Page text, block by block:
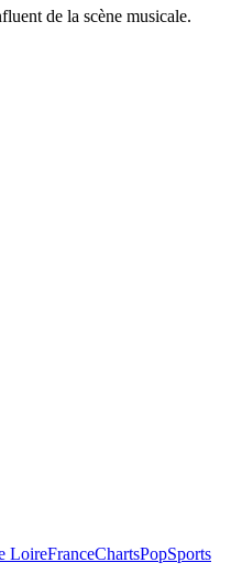
de la scène musicale.
LoireFranceChartsPopSports